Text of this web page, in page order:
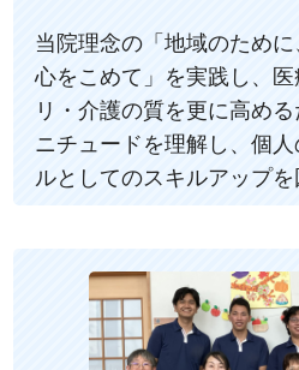
当院理念の「地域のために
心をこめて」を実践し、
リ・介護の質を更に高め
ニチュードを理解し、個
ルとしてのスキルアップを